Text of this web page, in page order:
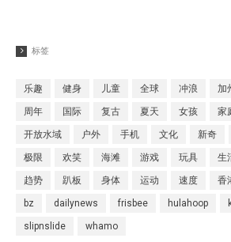
标签
乐趣 健身 儿童 全球 冲浪 加
周年 国际 复古 夏天 女孩 家
开放水域 户外 手机 文化 新奇
极限 欢笑 海滩 游戏 玩具 生
趋势 趴板 身体 运动 速度 香
bz dailynews frisbee hulahoop
slipnslide whamo